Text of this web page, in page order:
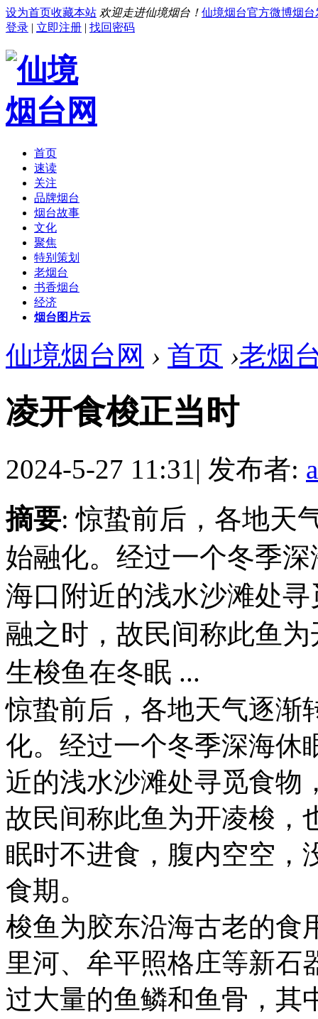
设为首页收藏本站 欢迎走进仙境烟台！ 仙境烟台官方微博烟台
登录 | 立即注册 | 找回密码
首页
速读
关注
品牌烟台
烟台故事
文化
聚焦
特别策划
老烟台
书香烟台
经济
烟台图片云
仙境烟台网 › 首页 ›老烟
凌开食梭正当时
2024-5-27 11:31| 发布者:
摘要: 惊蛰前后，各地天
始融化。经过一个冬季
海口附近的浅水沙滩处
融之时，故民间称此鱼
生梭鱼在冬眠 ...
惊蛰前后，各地天气逐渐
化。经过一个冬季深海休
近的浅水沙滩处寻觅食物
故民间称此鱼为开凌梭，
眠时不进食，腹内空空，
食期。
梭鱼为胶东沿海古老的食
里河、牟平照格庄等新石
过大量的鱼鳞和鱼骨，其